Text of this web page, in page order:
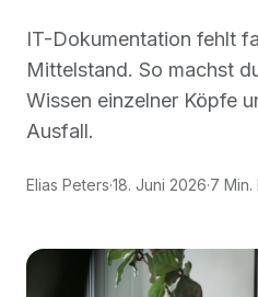
IT-Dokumentation fehlt
Mittelstand. So machst
Wissen einzelner Köpfe
Ausfall.
Elias Peters·18. Juni 2026·7